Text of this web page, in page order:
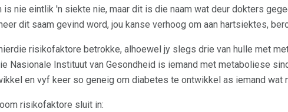
nie eintlik 'n siekte nie, maar dit is die naam wat deur dokters
dit saam gevind word, jou kanse verhoog om aan hartsiektes,
risikofaktore betrokke, alhoewel jy slegs drie van hulle met
Nasionale Instituut van Gesondheid is iemand met metaboliese
en vyf keer so geneig om diabetes te ontwikkel as iemand wat
risikofaktore sluit in: